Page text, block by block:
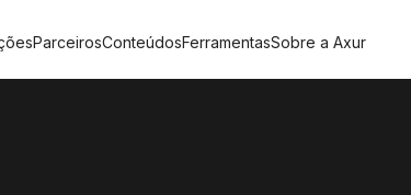
ParceirosConteúdosFerramentasSobre a Axur